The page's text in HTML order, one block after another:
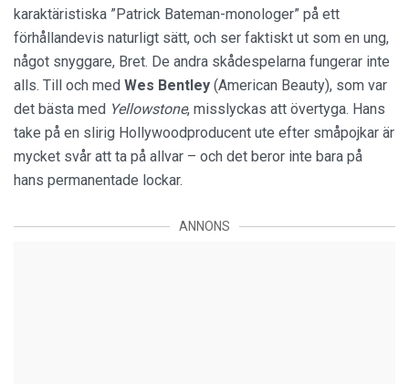
karaktäristiska ”Patrick Bateman-monologer” på ett
förhållandevis naturligt sätt, och ser faktiskt ut som en ung,
något snyggare, Bret. De andra skådespelarna fungerar inte
alls. Till och med Wes Bentley (American Beauty), som var
det bästa med Yellowstone, misslyckas att övertyga. Hans
take på en slirig Hollywoodproducent ute efter småpojkar är
mycket svår att ta på allvar – och det beror inte bara på
hans permanentade lockar.
ANNONS